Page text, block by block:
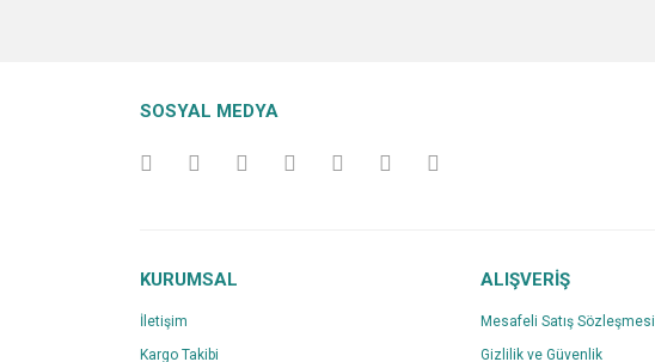
Ürün açıklamasında eksik bilgiler bulunuyor.
SOSYAL MEDYA
KURUMSAL
İletişim
Kargo Takibi
ALIŞVERİŞ
Mesafeli Satış Sözleşmesi
Gizlilik ve Güvenlik